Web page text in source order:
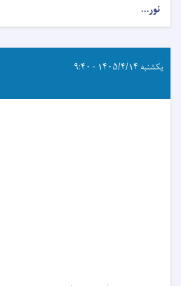
نور...
یکشنبه ۱۴۰۵/۴/۱۴ - ۹:۴۰